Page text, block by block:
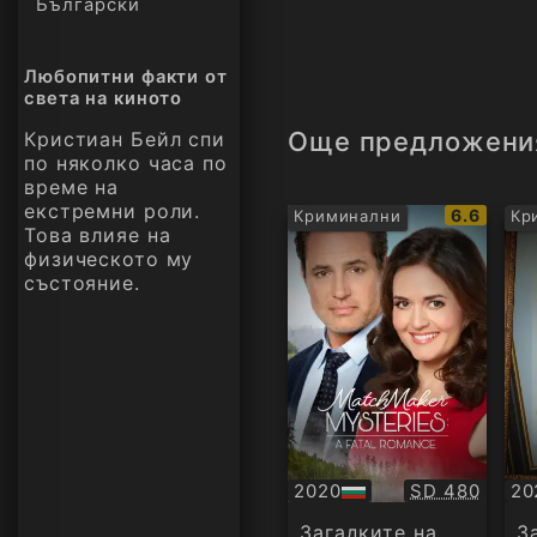
Български
Любопитни факти от
света на киното
Кристиан Бейл спи
по няколко часа по
време на
екстремни роли.
Това влияе на
физическото му
състояние.
Още
Криминални
IMDb
рейтинг:
6.6
2020
БГ
аудио
Качество:
SD 480